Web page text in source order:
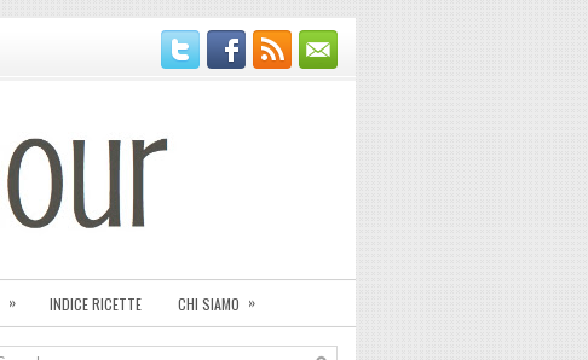
» INDICE RICETTE CHI SIAMO »